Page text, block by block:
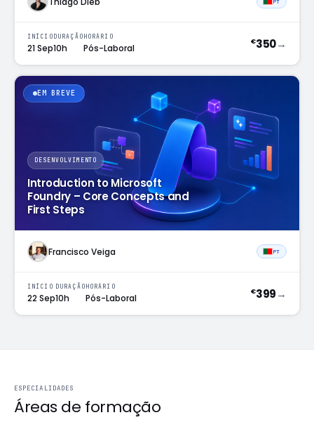
PT
INÍCIO
21 Sep
DURAÇÃO
10h
HORÁRIO
Pós-Laboral
€350→
EM BREVE
DESENVOLVIMENTO
Introduction to Microsoft
Foundry – Core Concepts and
First Steps
Francisco Veiga PT
INÍCIO
22 Sep
DURAÇÃO
10h
HORÁRIO
Pós-Laboral
€399→
ESPECIALIDADES
Áreas de formação